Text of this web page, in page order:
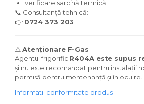
verificare sarcină termică
📞 Consultanță tehnică:
👉 0724 373 203
⚠️ Atenționare F-Gas
Agentul frigorific R404A este supus
și nu este recomandat pentru instalații
permisă pentru mentenanță și înlocuire.
Informatii conformitate produs